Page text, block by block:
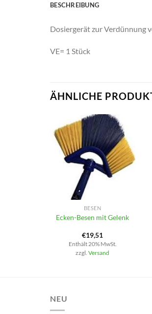
BESCHREIBUNG
Dosiergerät zur Verdünnung
VE= 1 Stück
ÄHNLICHE
BESEN
Ecken-Besen mit Gelenk
€19,51
Enthält 20% MwSt.
zzgl.Versand
NEU